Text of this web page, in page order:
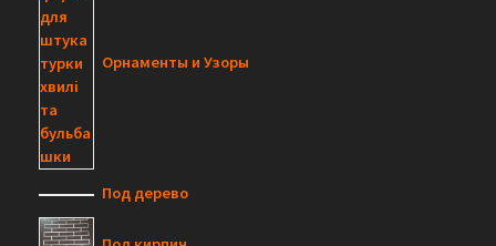
Орнаменты и Узоры
Под дерево